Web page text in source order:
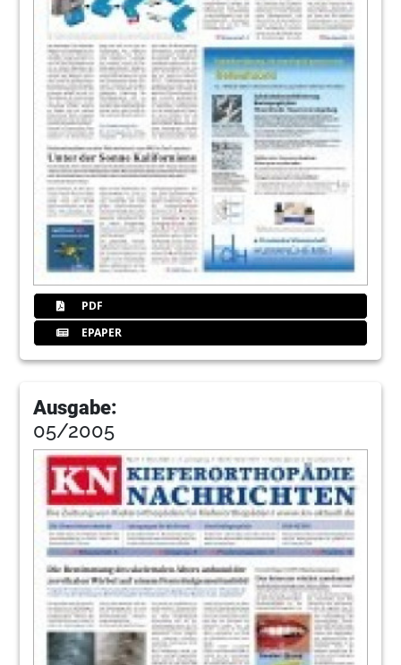
PDF
EPAPER
Ausgabe:
05/2005